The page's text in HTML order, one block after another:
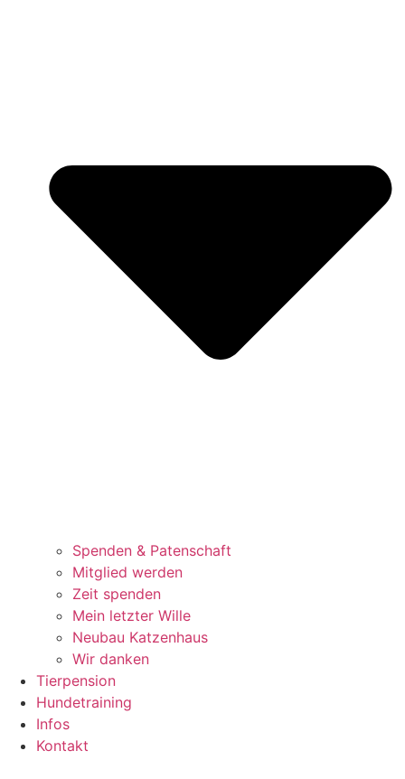
Spenden & Patenschaft
Mitglied werden
Zeit spenden
Mein letzter Wille
Neubau Katzenhaus
Wir danken
Tierpension
Hundetraining
Infos
Kontakt